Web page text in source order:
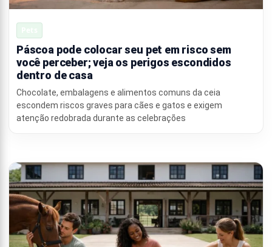
Páscoa pode colocar seu pet em risco sem
você perceber; veja os perigos escondidos
dentro de casa
Chocolate, embalagens e alimentos comuns da ceia
escondem riscos graves para cães e gatos e exigem
atenção redobrada durante as celebrações